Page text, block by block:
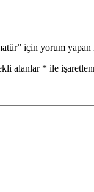
için yorum yapan
alanlar * ile